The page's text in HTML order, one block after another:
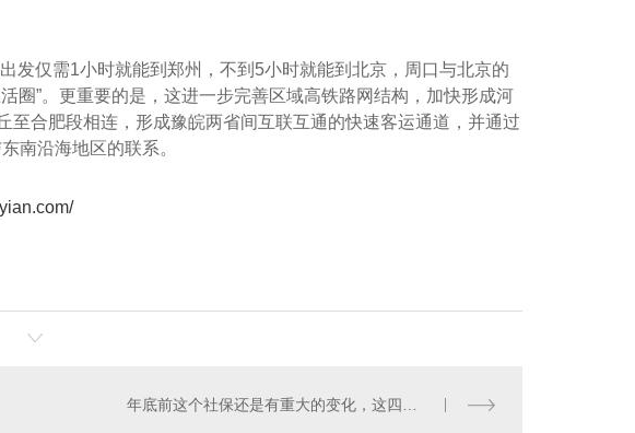
发仅需1小时就能到郑州，不到5小时就能到北京，周口与北京的
圈”。更重要的是，这进一步完善区域高铁路网结构，加快形成河
至合肥段相连，形成豫皖两省间互联互通的快速客运通道，并通过
南沿海地区的联系。
年底前这个社保还是有重大的变化，这四个你一定要注意